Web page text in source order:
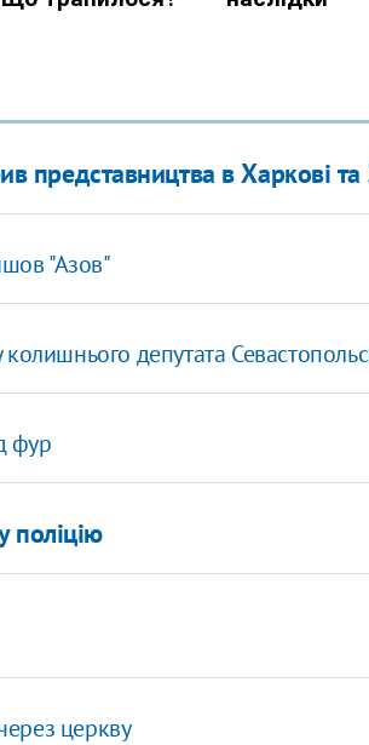
представництва в Харкові
"Азов"
депутата
фур
поліцію
церкву